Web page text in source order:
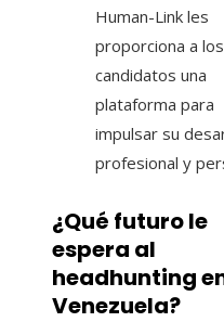
Human-Link les
proporciona a los
candidatos una
plataforma para
impulsar su
profesional y
¿Qué futuro le
espera al
headhunting
Venezuela?